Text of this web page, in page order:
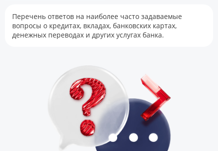
Перечень ответов на наиболее часто задаваемые
вопросы о кредитах, вкладах, банковских картах,
денежных переводах и других услугах банка.